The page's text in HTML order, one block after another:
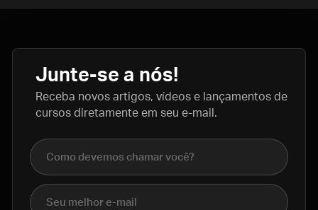
Junte-se a nós!
Receba novos artigos, vídeos e lançamentos de
cursos diretamente em seu e-mail.
Nome completo
E-mail